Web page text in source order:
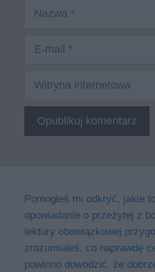
Witryna
internetowa
Pomogłeś mi odkryć, jakie
opowiadanie o przeżytej z
lektury obowiązkowej
zrozumiałeś, co naprawdę
powinno dowodzić, że